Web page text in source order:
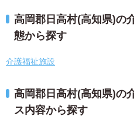
高岡郡日高村(高知県)の
態から探す
介護福祉施設
高岡郡日高村(高知県)の
ス内容から探す